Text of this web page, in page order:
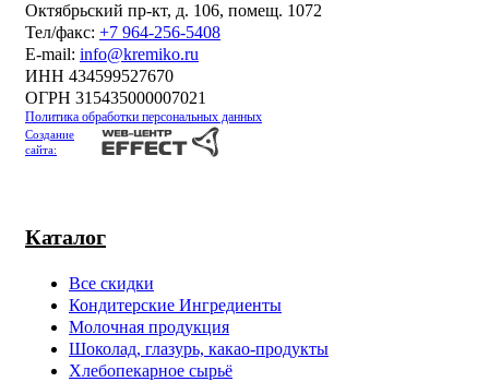
Каталог
Все скидки
Кондитерские Ингредиенты
Молочная продукция
Шоколад, глазурь, какао-продукты
Хлебопекарное сырьё
Октябрьский пр-кт, д. 106, помещ. 1072
Тел/факс: +7 964-256-5408
Е-mail: info@kremiko.ru
ИНН 434599527670
ОГРН 315435000007021
Политика обработки персональных данных
Создание
сайта: